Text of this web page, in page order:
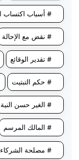
# أسباب اكتساب
# نقض مع الإحالة
# تقدير الوقائع
# حكم التبتيت
# الغير حسن النية
# المالك المرسم
# مصلحة الشركاء